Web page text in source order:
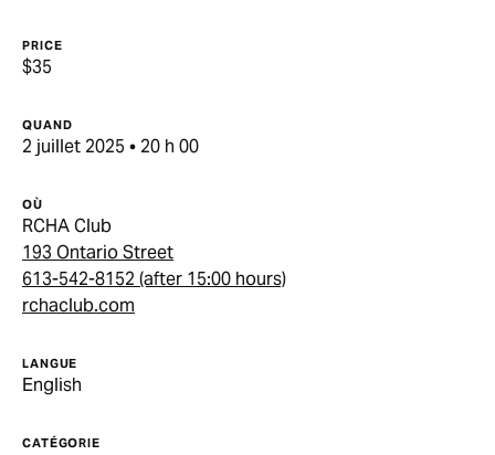
PRICE
$35
QUAND
2 juillet 2025 • 20 h 00
OÙ
RCHA Club
193 Ontario Street
613-542-8152 (after 15:00 hours)
rchaclub.com
LANGUE
English
CATÉGORIE